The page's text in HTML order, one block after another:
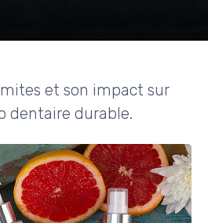
et son impact sur
dentaire durable.